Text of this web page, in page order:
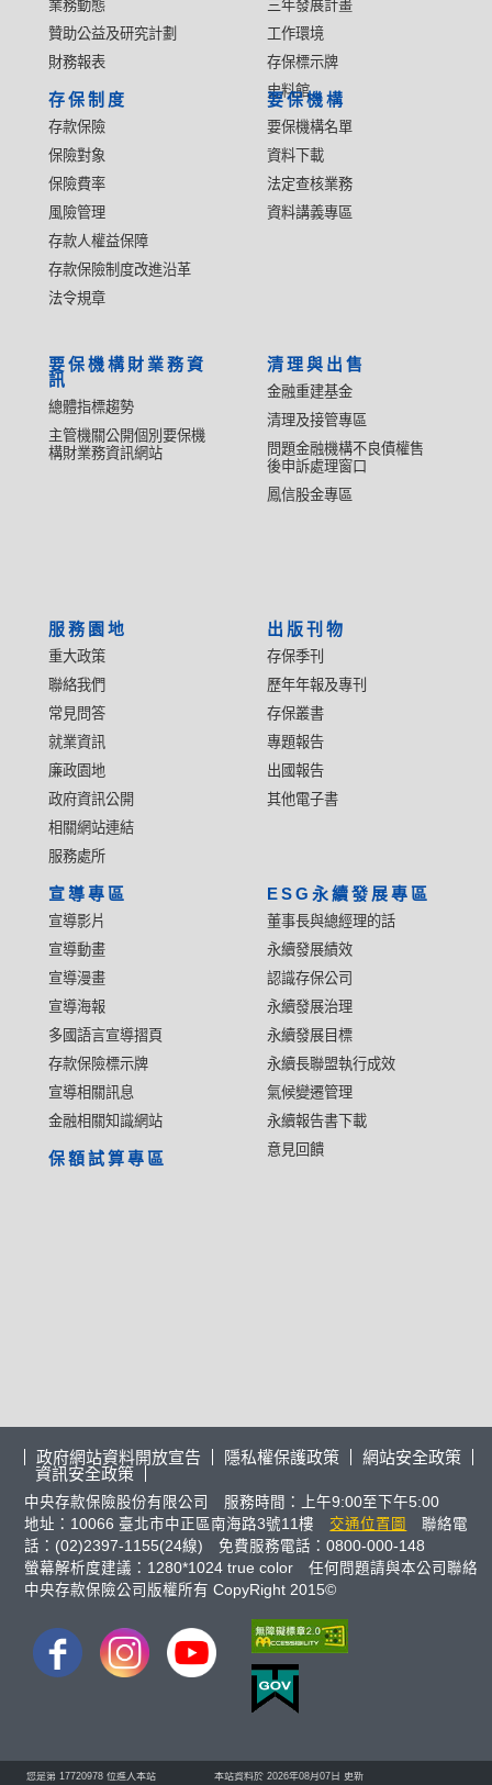
業務動態
贊助公益及研究計劃
財務報表
三年發展計畫
工作環境
存保標示牌
史料館
存保制度
存款保險
保險對象
保險費率
風險管理
存款人權益保障
存款保險制度改進沿革
法令規章
要保機構
要保機構名單
資料下載
法定查核業務
資料講義專區
要保機構財業務資
訊
總體指標趨勢
主管機關公開個別要保機
構財業務資訊網站
清理與出售
金融重建基金
清理及接管專區
問題金融機構不良債權售
後申訴處理窗口
鳳信股金專區
服務園地
重大政策
聯絡我們
常見問答
就業資訊
廉政園地
政府資訊公開
相關網站連結
服務處所
出版刊物
存保季刊
歷年年報及專刊
存保叢書
專題報告
出國報告
其他電子書
宣導專區
宣導影片
宣導動畫
宣導漫畫
宣導海報
多國語言宣導摺頁
存款保險標示牌
宣導相關訊息
金融相關知識網站
ESG永續發展專區
董事長與總經理的話
永續發展績效
認識存保公司
永續發展治理
永續發展目標
永續長聯盟執行成效
氣候變遷管理
永續報告書下載
意見回饋
保額試算專區
政府網站資料開放宣告 隱私權保護政策
網站安全政策
資訊安全政策
中央存款保險股份有限公司 服務時間：上午9:00至下午5:00
地址：10066 臺北市中正區南海路3號11樓
交通位置圖
聯絡電
話：(02)2397-1155(24線) 免費服務電話：0800-000-148
螢幕解析度建議：1280*1024 true color 任何問題請與本公司聯絡
中央存款保險公司版權所有 CopyRight 2015©
youtube
您是第 17720978 位進入本站 本站資料於 2026年08月07日 更新